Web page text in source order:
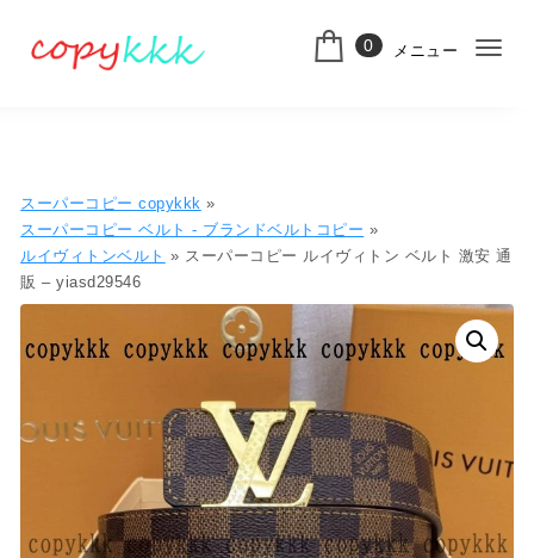
0 メニュー
ナ
ン
切
スーパーコピー copykkk »
スーパーコピー ベルト - ブランドベルトコピー »
ルイヴィトンベルト » スーパーコピー ルイヴィトン ベルト 激安 通
販 – yiasd29546